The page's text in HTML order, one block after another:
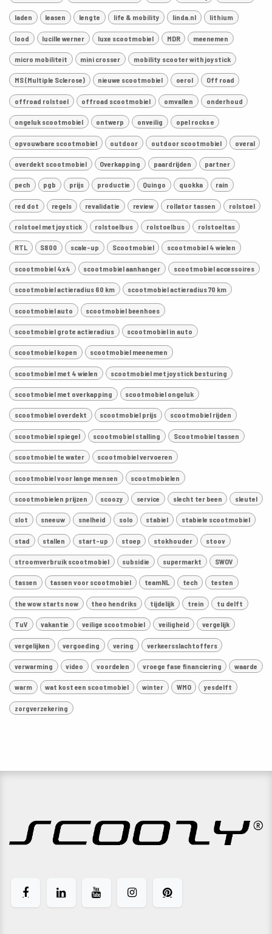
laden leasen lengte life & mobility linda.nl lithium
lood lucille werner luxe scootmobiel MDR meenemen
micro mobiliteit mini crosser mobility scooter with joystick
MS (Multiple Sclerose) nieuwe scootmobiel oerol Off road
offroad rolstoel offroad scootmobiel omvallen onderhoud
ongeluk scootmobiel ontwerp onveilig opel rocks e
opvouwbare scootmobiel outdoor outdoor scootmobiel overal
overdekt scootmobiel Overkapping paardrijden partner
pech pgb prijs productie Quingo quokka rain
red dot regels revalidatie review rollator tassen rolstoel
rolstoel met joystick rolstoelbus rolstoelbus rolstoeltas
RTL S800 scale-up Scootmobiel scootmobiel 4 wielen
scootmobiel 4x4 scootmobiel aanhanger scootmobiel accessoires
scootmobiel actieradius 60 km scootmobiel actieradius 70 km
scootmobiel auto scootmobiel beenhoes
scootmobiel grote actieradius scootmobiel in auto
scootmobiel kopen scootmobiel meenemen
scootmobiel met 4 wielen scootmobiel met joystick besturing
scootmobiel met overkapping scootmobiel ongeluk
scootmobiel overdekt scootmobiel prijs scootmobiel rijden
scootmobiel spiegel scootmobiel stalling Scootmobiel tassen
scootmobiel te water scootmobiel vervoeren
scootmobiel voor lange mensen scootmobielen
scootmobielen prijzen scoozy service slecht ter been sleutel
slot sneeuw snelheid solo stabiel stabiele scootmobiel
stad stallen start-up stoep stokhouder stoov
stroomverbruik scootmobiel subsidie supermarkt SWOV
tassen tassen voor scootmobiel teamNL tech testen
the wow starts now theo hendriks tijdelijk trein tu delft
TuV vakantie veilige scootmobiel veiligheid vergelijk
vergelijken vergoeding vering verkeersslachtoffers
verwarming video voordelen vroege fase financiering waarde
warm wat kost een scootmobiel winter WMO yesdelft
zorgverzekering